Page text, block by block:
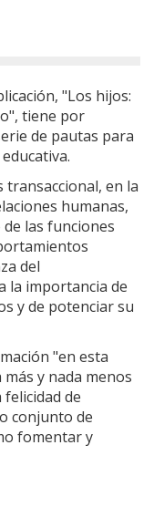
"Los hijos:
tiene por
de pautas para
transaccional, en la
humanas,
las funciones
del
la importancia de
y de potenciar su
"en esta
y nada menos
de
conjunto de
fomentar y